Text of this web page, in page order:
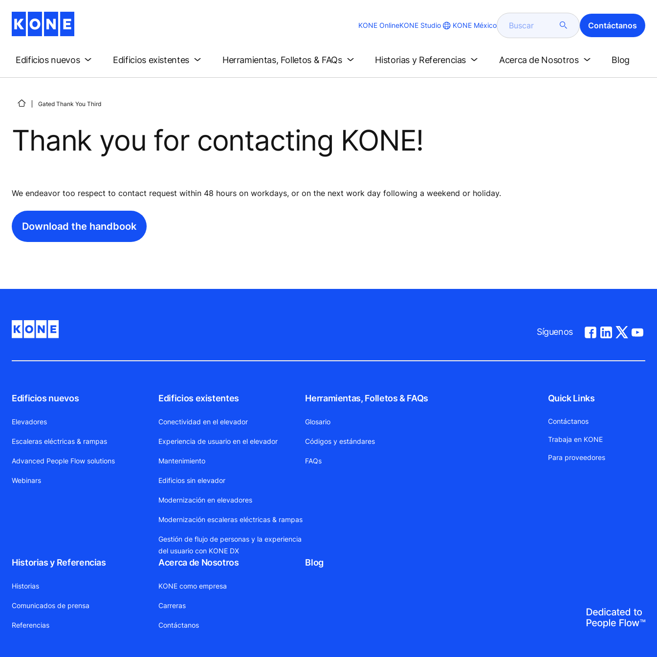
KONE OnlineKONE Studio KONE México Buscar Contáctanos
Edificios nuevos Edificios existentes Herramientas, Folletos & FAQs Historias y Referencias Acerca de Nosotros Blog
Gated Thank You Third
Thank you for contacting KONE!
We endeavor too respect to contact request within 48 hours on workdays, or on the next work day following a weekend or holiday.
Download the handbook
Síguenos
Edificios nuevos
Elevadores
Escaleras eléctricas & rampas
Advanced People Flow solutions
Webinars
Edificios existentes
Conectividad en el elevador
Experiencia de usuario en el elevador
Mantenimiento
Edificios sin elevador
Modernización en elevadores
Modernización escaleras eléctricas & rampas
Gestión de flujo de personas y la experiencia
del usuario con KONE DX
Herramientas, Folletos & FAQs
Glosario
Códigos y estándares
FAQs
Historias y Referencias
Historias
Comunicados de prensa
Referencias
Acerca de Nosotros
KONE como empresa
Carreras
Contáctanos
Blog
Quick Links
Contáctanos
Trabaja en KONE
Para proveedores